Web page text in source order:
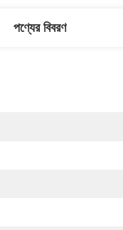
পণ্যের বিবরণ